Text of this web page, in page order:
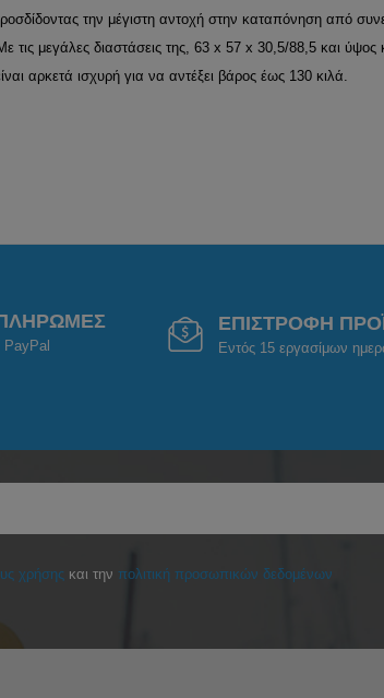
την μέγιστη αντοχή στην καταπόνηση από
μεγάλες διαστάσεις της, 63 x 57 x 30,5/88,5 και
αρκετά ισχυρή για να αντέξει βάρος έως 130 κιλά.
ΕΠΙΣΤΡΟΦΗ
Εντός 15 εργασίμων
χρήσης και τηνπολιτική προσωπικών δεδομένων